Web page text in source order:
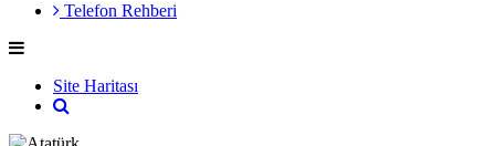
Telefon Rehberi
Site Haritası